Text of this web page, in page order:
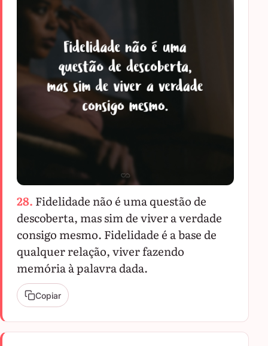
28. Fidelidade não é uma questão de
descoberta, mas sim de viver a verdade
consigo mesmo. Fidelidade é a base de
qualquer relação, viver fazendo
memória à palavra dada.
Copiar